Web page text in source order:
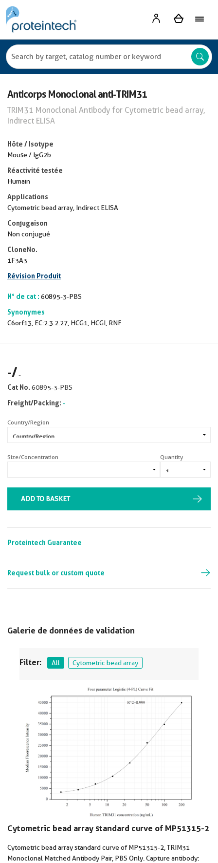
Anticorps Monoclonal anti-TRIM31
TRIM31 Monoclonal Antibody for Cytometric bead array,
Indirect ELISA
Hôte / Isotype
Mouse / IgG2b
Réactivité testée
Humain
Applications
Cytometric bead array, Indirect ELISA
Conjugaison
Non conjugué
CloneNo.
1F3A3
Révision Produit
N° de cat : 60895-3-PBS
Synonymes
C6orf13, EC:2.3.2.27, HCG1, HCGI, RNF
Galerie de données de validation
Filter: All Cytometric bead array
Cytometric bead array standard curve of MP51315-2
Cytometric bead array standard curve of MP51315-2, TRIM31
Monoclonal Matched Antibody Pair, PBS Only. Capture antibody:
-/-
Cat No. 60895-3-PBS
Freight/Packing: -
Country/Region
Size/Concentration Quantity
ADD TO BASKET
Proteintech Guarantee
Request bulk or custom quote